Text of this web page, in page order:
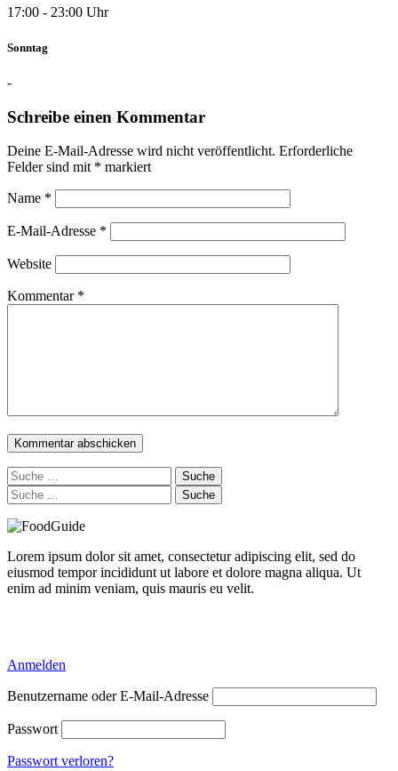
17:00 - 23:00 Uhr
Sonntag
-
Schreibe einen Kommentar
Deine E-Mail-Adresse wird nicht veröffentlicht. Erforderliche
Felder sind mit * markiert
Name *
E-Mail-Adresse *
Website
Kommentar *
Suche
nach:
Suche
nach:
Lorem ipsum dolor sit amet, consectetur adipiscing elit, sed do
eiusmod tempor incididunt ut labore et dolore magna aliqua. Ut
enim ad minim veniam, quis mauris eu velit.
Anmelden
Benutzername oder E-Mail-Adresse
Passwort
Passwort verloren?